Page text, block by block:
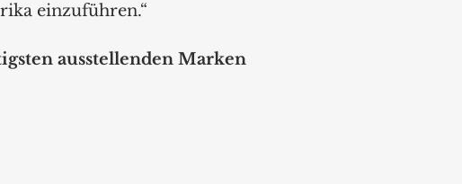
einzuführen.“
ausstellenden Marken